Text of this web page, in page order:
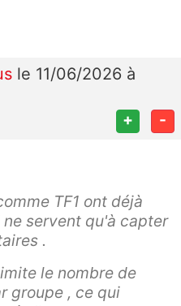
le 11/06/2026 à
+ -
TF1 ont déjà
servent qu'à capter
.
le nombre de
groupe , ce qui